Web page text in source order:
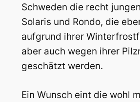
Schweden die recht
Solaris und Rondo, die
aufgrund ihrer
aber auch wegen ihrer
geschätzt werden.
Ein Wunsch eint die wohl